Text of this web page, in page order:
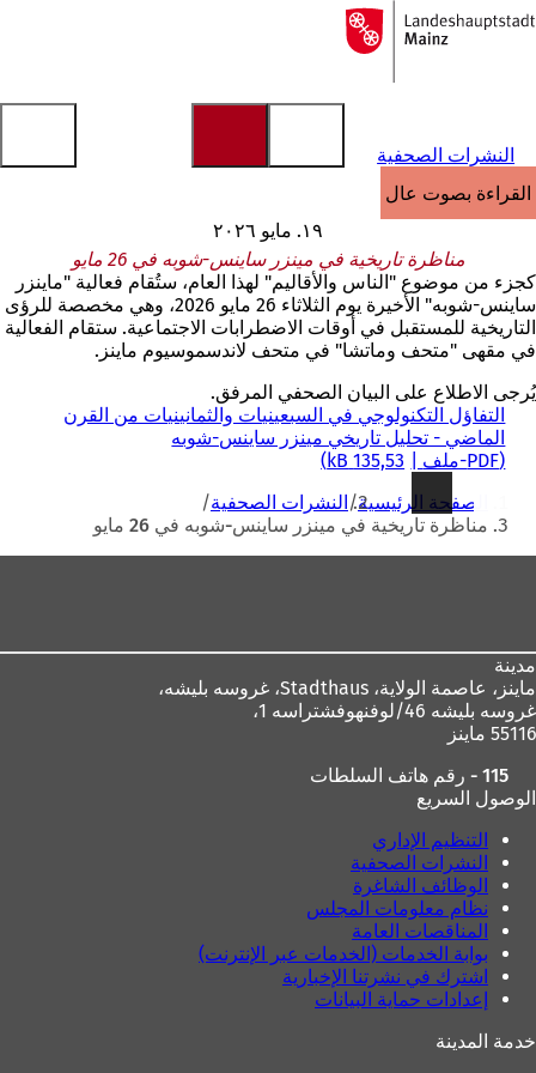
الانتقال إلى المحتوى
إلى
الصفحة
النشرات الصحفية
القراءة بصوت عالٍ
١٩. مايو ٢٠٢٦
مناظرة تاريخية في مينزر ساينس-شوبه في 26 مايو
كجزء من موضوع "الناس والأقاليم" لهذا العام، ستُقام فعالية "ماينزر
ساينس-شوبه" الأخيرة يوم الثلاثاء 26 مايو 2026، وهي مخصصة للرؤى
التاريخية للمستقبل في أوقات الاضطرابات الاجتماعية. ستقام الفعالية
في مقهى "متحف وماتشا" في متحف لاندسموسيوم ماينز.
يُرجى الاطلاع على البيان الصحفي المرفق.
التفاؤل التكنولوجي في السبعينيات والثمانينيات من القرن
الماضي - تحليل تاريخي مينزر ساينس-شوبه
PDF-ملف 135,53 kB
هنا
الصفحة الرئيسية
النشرات الصحفية
مناظرة تاريخية في مينزر ساينس-شوبه في 26 مايو
مدينة
ماينز، عاصمة الولاية،
غروسه بليشه 46/لوفنهوفشتراسه 1،
55116 ماينز
115 - رقم هاتف السلطات
الوصول السريع
التنظيم الإداري
النشرات الصحفية
الوظائف الشاغرة
نظام معلومات المجلس
المناقصات العامة
بوابة الخدمات (الخدمات عبر الإنترنت)
اشترك في نشرتنا الإخبارية
إعدادات حماية البيانات
خدمة المدينة